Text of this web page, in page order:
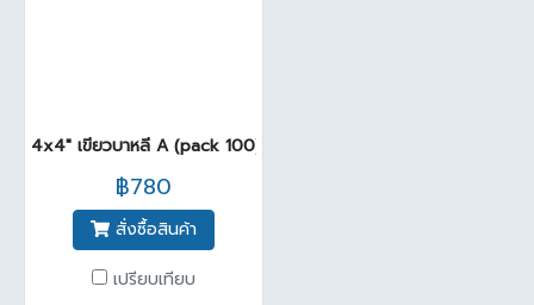
4x4" เขียวบาหลี A (pack 100)
฿780
สั่งซื้อสินค้า
เปรียบเทียบ